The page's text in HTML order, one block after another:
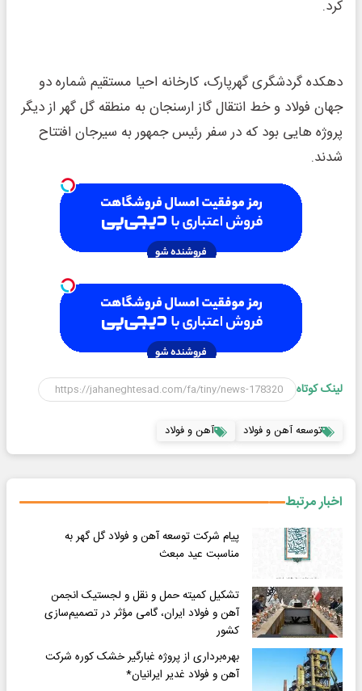
کرد.
دهکده گردشگری گهرپارک، کارخانه احیا مستقیم شماره دو
جهان فولاد و خط انتقال گاز ارسنجان به منطقه گل گهر از دیگر
پروژه هایی بود که در سفر رئیس جمهور به سیرجان افتتاح
شدند.
لینک کوتاه
توسعه آهن و فولاد آهن و فولاد
اخبار مرتبط
پیام شرکت توسعه آهن و فولاد گل گهر به
مناسبت عید مبعث
تشکیل کمیته حمل و نقل و لجستیک انجمن
آهن و فولاد ایران، گامی مؤثر در تصمیم‌سازی
کشور
بهره‌برداری از پروژه غبارگیر خشک کوره شرکت
آهن و فولاد غدیر ایرانیان*